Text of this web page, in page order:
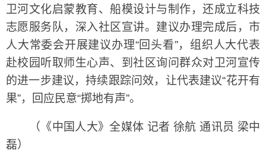
卫河文化启蒙教育、船模设计与制作，还成立科技
志愿服务队，深入社区宣讲。建议办理完成后，市
人大常委会开展建议办理“回头看”，组织人大代表
赴校园听取师生心声、到社区询问群众对卫河宣传
的进一步建议，持续跟踪问效，让代表建议“花开有
果”，回应民意“掷地有声”。
（《中国人大》全媒体 记者 徐航 通讯员 梁中
磊）